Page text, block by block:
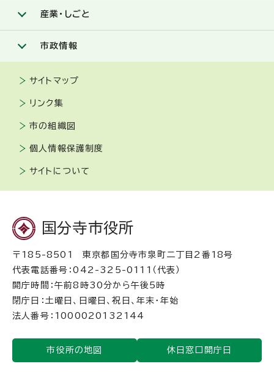
産業・しごと
市政情報
サイトマップ
リンク集
市の組織図
個人情報保護制度
サイトについて
国分寺市役所
〒185-8501 東京都国分寺市泉町二丁目2番18号
代表電話番号：042-325-0111（代表）
開庁時間：午前8時30分から午後5時
閉庁日：土曜日、日曜日、祝日、年末・年始
法人番号：1000020132144
市役所の地図 休日窓口開庁日